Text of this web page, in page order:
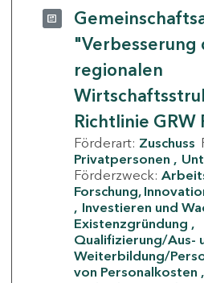
"Verbesserung
regionalen
Richtlinie GRW
Förderart: Zuschuss
Privatpersonen
Förderzweck:
Forschung,
Investieren und
Existenzgründung
Qualifizierung/Aus-
Weiterbildung/
von Personalkosten